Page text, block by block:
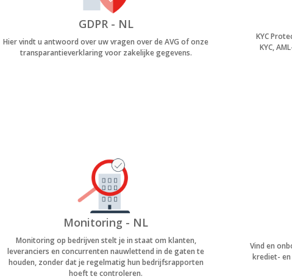
GDPR - NL
Hier vindt u antwoord over uw vragen over de AVG of onze
transparantieverklaring voor zakelijke gegevens.
KYC
KYC,
Monitoring - NL
Monitoring op bedrijven stelt je in staat om klanten,
leveranciers en concurrenten nauwlettend in de gaten te
houden, zonder dat je regelmatig hun bedrijfsrapporten
hoeft te controleren.
Vind en
krediet-